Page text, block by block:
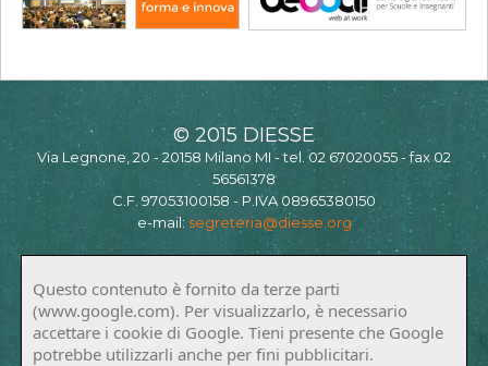
© 2015 DIESSE
Via Legnone, 20 - 20158 Milano MI - tel. 02 67020055 - fax 02
56561378
C.F. 97053100158 - P.IVA 08965380150
e-mail: segreteria@diesse.org
Questo contenuto è fornito da terze parti
(www.google.com). Per visualizzarlo, è necessario
accettare i cookie di Google. Tieni presente che Google
potrebbe utilizzarli anche per fini pubblicitari.